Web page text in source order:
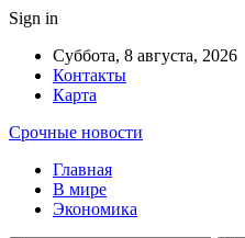
Sign in
Суббота, 8 августа, 2026
Контакты
Карта
Срочные новости
Главная
В мире
Экономика